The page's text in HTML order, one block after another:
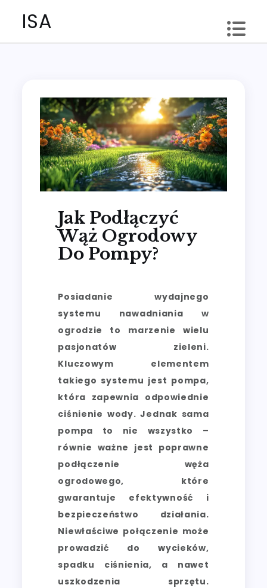
ISA
Jak Podłączyć
Wąż Ogrodowy
Do Pompy?
Posiadanie wydajnego
systemu nawadniania w
ogrodzie to marzenie wielu
pasjonatów zieleni.
Kluczowym elementem
takiego systemu jest pompa,
która zapewnia odpowiednie
ciśnienie wody. Jednak sama
pompa to nie wszystko –
równie ważne jest poprawne
podłączenie węża
ogrodowego, które
gwarantuje efektywność i
bezpieczeństwo działania.
Niewłaściwe połączenie może
prowadzić do wycieków,
spadku ciśnienia, a nawet
uszkodzenia sprzętu.